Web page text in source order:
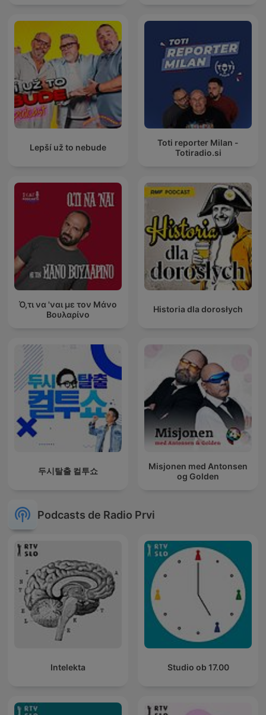
Lepší už to nebude
Toti reporter Milan -
Totiradio.si
Ό,τι να 'ναι με τον Μάνο
Βουλαρίνο
Historia dla dorosłych
두시탈출 컬투쇼
Misjonen med Antonsen
og Golden
Podcasts de Radio Prvi
Intelekta Studio ob 17.00